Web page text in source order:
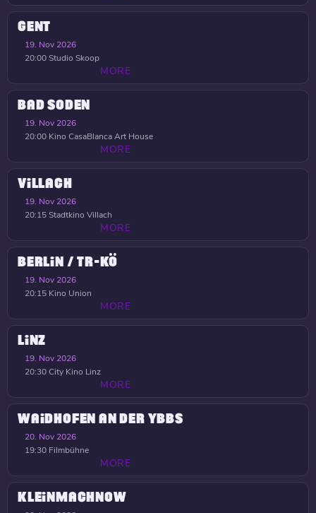
GENT
19. Nov 2026
20:00Studio Skoop
MORE
BAD SODEN
19. Nov 2026
20:00 Kino CasaBlanca Art House
MORE
VILLACH
19. Nov 2026
20:15Stadtkino Villach
MORE
BERLIN / TR-KÖ
19. Nov 2026
20:15 Kino Union
MORE
LINZ
19. Nov 2026
20:30City Kino Linz
MORE
WAIDHOFEN AN DER YBBS
20. Nov 2026
19:30 Filmbühne
MORE
KLEINMACHNOW